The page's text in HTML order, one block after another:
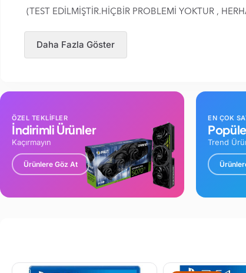
(TEST EDİLMİŞTİR.HİÇBİR PROBLEMİ YOKTUR ,
Daha Fazla Göster
ÖZEL TEKLİFLER
İndirimli Ürünler
Kaçırmayın
Ürünlere Göz At
EN ÇOK
Trend